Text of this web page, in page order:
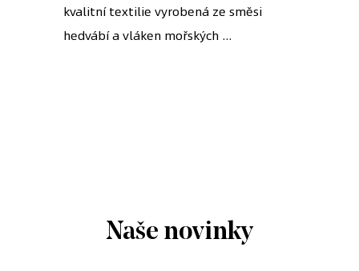
kvalitní textilie vyrobená ze směsi
hedvábí a vláken mořských ...
Naše novinky